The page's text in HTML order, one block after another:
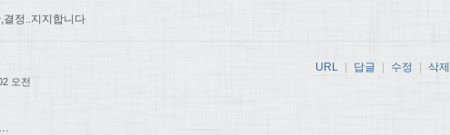
결정..지지합니다
오전
URL | 답글 | 수정 | 삭제